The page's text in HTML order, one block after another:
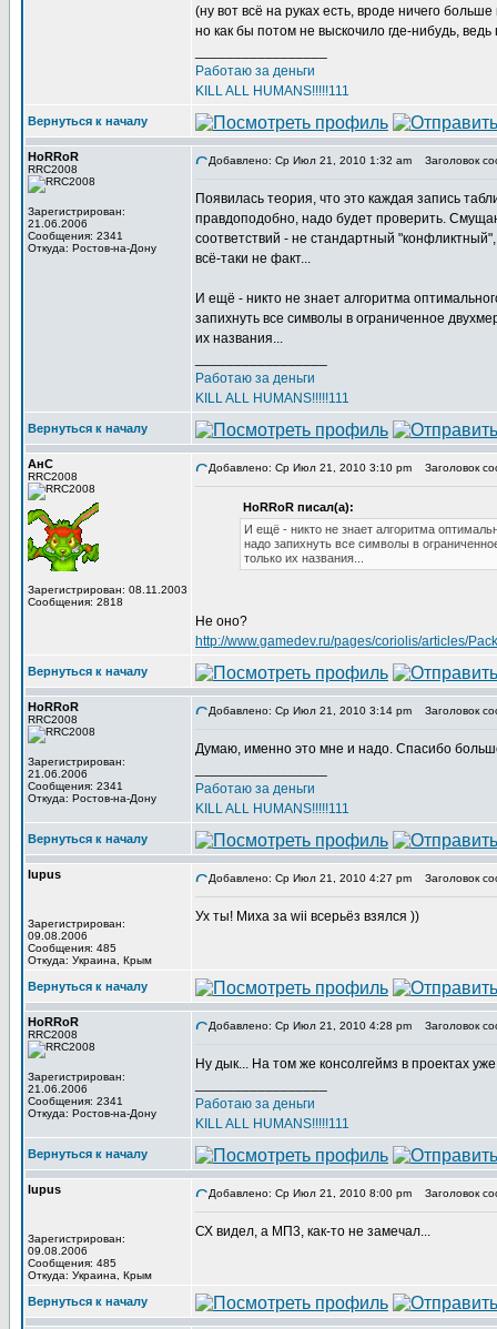
(ну вот всё на руках есть, вроде ничего
но как бы потом не выскочило где-нибудь,
Работаю за деньги
KILL ALL HUMANS!!!!!111
Вернуться к началу
HoRRoR
RRC2008
Зарегистрирован:
21.06.2006
Сообщения: 2341
Откуда: Ростов-на-Дону
Добавлено: Ср Июл 21, 2010 1:32 am Заголовок
Появилась теория, что это каждая запись
правдоподобно, надо будет проверить.
соответствий - не стандартный
всё-таки не факт...
И ещё - никто не знает алгоритма
запихнуть все символы в ограниченное
их названия...
Работаю за деньги
KILL ALL HUMANS!!!!!111
Вернуться к началу
АнС
RRC2008
Зарегистрирован: 08.11.2003
Сообщения: 2818
Добавлено: Ср Июл 21, 2010 3:10 pm Заголовок
HoRRoR писал(а):
И ещё - никто не знает алгоритма
надо запихнуть все символы в
только их названия...
Не оно?
http://www.gamedev.ru/pages/coriolis/articles/
Вернуться к началу
HoRRoR
RRC2008
Зарегистрирован:
21.06.2006
Сообщения: 2341
Откуда: Ростов-на-Дону
Добавлено: Ср Июл 21, 2010 3:14 pm Заголовок
Думаю, именно это мне и надо. Спасибо
Работаю за деньги
KILL ALL HUMANS!!!!!111
Вернуться к началу
lupus
Зарегистрирован:
09.08.2006
Сообщения: 485
Откуда: Украина, Крым
Добавлено: Ср Июл 21, 2010 4:27 pm Заголовок
Ух ты! Миха за wii всерьёз взялся ))
Вернуться к началу
HoRRoR
RRC2008
Зарегистрирован:
21.06.2006
Сообщения: 2341
Откуда: Ростов-на-Дону
Добавлено: Ср Июл 21, 2010 4:28 pm Заголовок
Ну дык... На том же консолгеймз в проектах
Работаю за деньги
KILL ALL HUMANS!!!!!111
Вернуться к началу
lupus
Зарегистрирован:
09.08.2006
Сообщения: 485
Откуда: Украина, Крым
Добавлено: Ср Июл 21, 2010 8:00 pm Заголовок
СХ видел, а МП3, как-то не замечал...
Вернуться к началу